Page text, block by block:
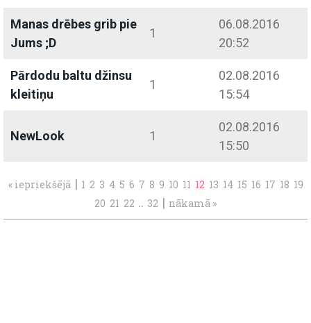
Manas drēbes grib pie
Jums ;D
1
06.08.2016
20:52
Pārdodu baltu džinsu
kleitiņu
1
02.08.2016
15:54
NewLook 1
02.08.2016
15:50
« iepriekšējā | 1 2 3 4 5 6 7 8 9 10 11 12 13 14 15 16 17 18 19
20 21 22 .. 32 | nākamā »